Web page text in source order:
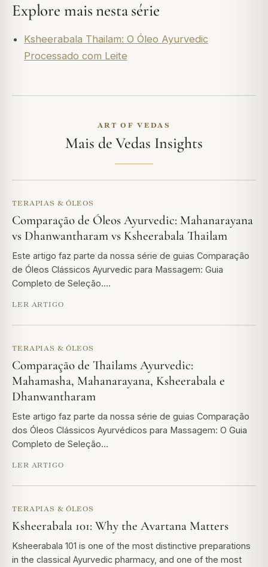
Explore mais nesta série
Ksheerabala Thailam: O Óleo Ayurvedic
Processado com Leite
ART OF VEDAS
Mais de Vedas Insights
TERAPIAS & ÓLEOS
Comparação de Óleos Ayurvedic: Mahanarayana
vs Dhanwantharam vs Ksheerabala Thailam
Este artigo faz parte da nossa série de guias Comparação
de Óleos Clássicos Ayurvedic para Massagem: Guia
Completo de Seleção.…
LER ARTIGO
TERAPIAS & ÓLEOS
Comparação de Thailams Ayurvedic:
Mahamasha, Mahanarayana, Ksheerabala e
Dhanwantharam
Este artigo faz parte da nossa série de guias Comparação
dos Óleos Clássicos Ayurvédicos para Massagem: O Guia
Completo de Seleção…
LER ARTIGO
TERAPIAS & ÓLEOS
Ksheerabala 101: Why the Avartana Matters
Ksheerabala 101 is one of the most distinctive preparations
in the classical Ayurvedic pharmacy, and one of the most